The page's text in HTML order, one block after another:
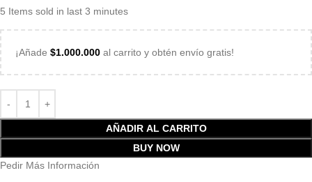
5 Items sold in last 3 minutes
¡Añade $1.000.000 al carrito y obtén envío gratis!
AÑADIR AL CARRITO
BUY NOW
Pedir Más Información